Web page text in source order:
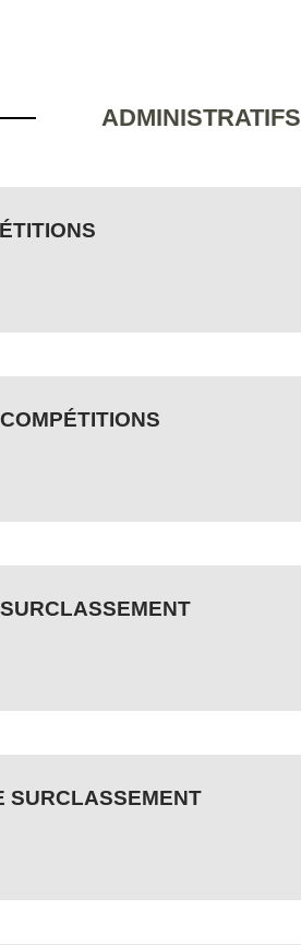
ADMINISTRATIFS
SURCLASSEMENT